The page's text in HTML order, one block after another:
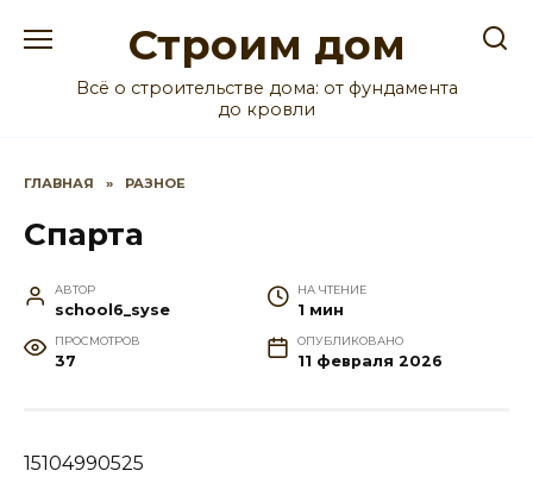
Строим дом
Всё о строительстве дома: от фундамента
до кровли
ГЛАВНАЯ » РАЗНОЕ
Спарта
АВТОР
school6_syse
НА ЧТЕНИЕ
1 мин
ПРОСМОТРОВ
37
ОПУБЛИКОВАНО
11 февраля 2026
15104990525